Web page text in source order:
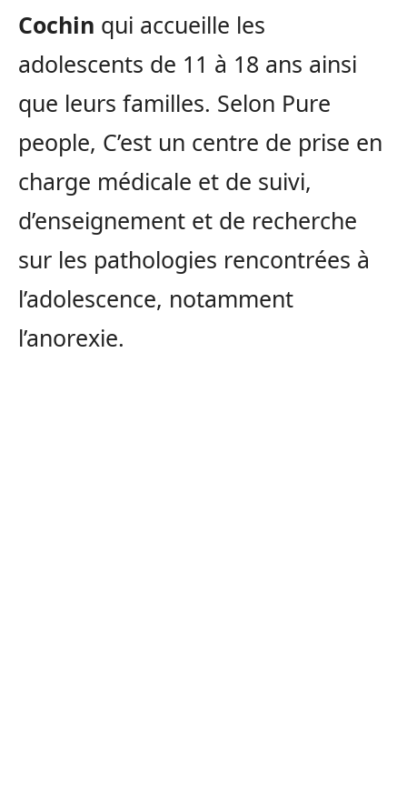
Cochin qui accueille les
adolescents de 11 à 18 ans ainsi
que leurs familles. Selon Pure
people, C’est un centre de prise en
charge médicale et de suivi,
d’enseignement et de recherche
sur les pathologies rencontrées à
l’adolescence, notamment
l’anorexie.